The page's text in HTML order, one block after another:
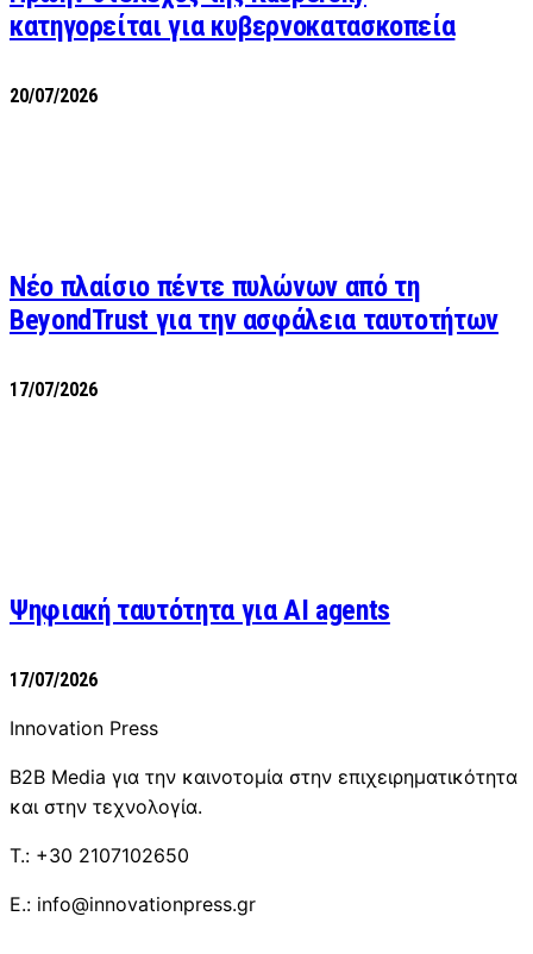
κατηγορείται για κυβερνοκατασκοπεία
20/07/2026
Νέο πλαίσιο πέντε πυλώνων από τη
BeyondTrust για την ασφάλεια ταυτοτήτων
17/07/2026
Ψηφιακή ταυτότητα για AI agents
17/07/2026
Innovation Press
B2B Media για την καινοτομία στην επιχειρηματικότητα
και στην τεχνολογία.
T.: +30 2107102650
E.: info@innovationpress.gr